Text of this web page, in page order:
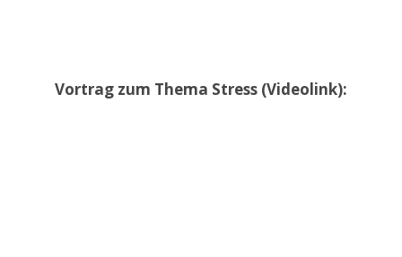
Vortrag zum Thema Stress (Videolink):